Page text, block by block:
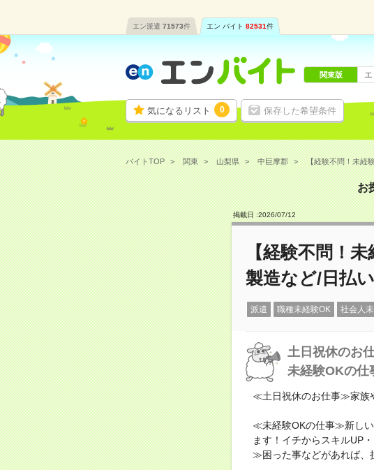
エン派遣 71573件 エン バイト 82531件
気になるリスト 0 保存した希望条件
関東版
バイトTOP 関東 山梨県 中巨摩郡 【経験不問！未経
お
掲載日 :2026/07/12
【経験不問！
製造など/日払
派遣 職種未経験OK 社会人
土日祝休のお
未経験OKの仕
≪土日祝休のお仕事≫家族
≪未経験OKの仕事≫新しい
ます！イチからスキルUP
≫困った事などがあれば、